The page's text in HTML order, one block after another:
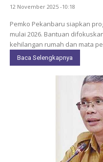
12 November 2025 -10:18
Pemko Pekanbaru siapkan
mulai 2026. Bantuan
kehilangan rumah dan mata
Baca Selengkapnya